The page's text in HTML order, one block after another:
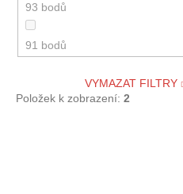
11 odrůd
Svatovavřinecké / St. Laurent
Welschriesling / Ryzlink vlašský
93 bodů
91 bodů
VYMAZAT FILTRY
Položek k zobrazení: 2